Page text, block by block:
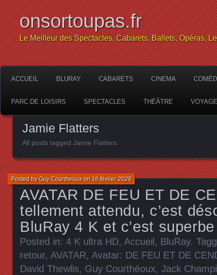
onsortoupas.fr
Le Meilleur des Spectacles, Cabarets, Ballets, Opéras,
ACCUEIL BLURAY CABARETS CINEMA
PARC DE LOISIRS SPECTACLES THÉÂTRE
Jamie Flatters
All posts tagged Jamie Flatters
AVATAR DE FEU ET DE
tellement attendu, c’est
BluRay 4 K et c’est superbe
Posted byGuy Courtheouxon 16 février 2026
Posted in: 4 K ultra HD, Accueil, BluRay.
retour, AVATAR, Avatar: DE FEU ET DE
David Thewlis, Guy Courthéoux, Jack